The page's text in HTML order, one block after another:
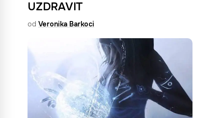
UZDRAVIT
od Veronika Barkoci